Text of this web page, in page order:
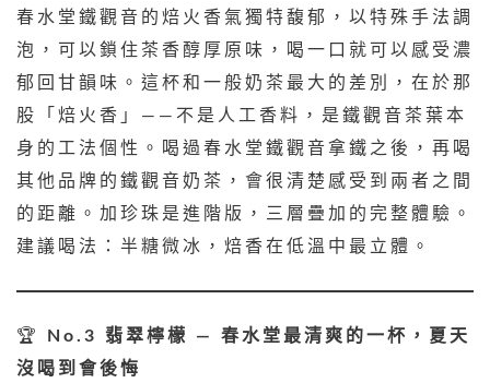
春水堂鐵觀音的焙火香氣獨特馥郁，以特殊手法調
泡，可以鎖住茶香醇厚原味，喝一口就可以感受濃
郁回甘韻味。這杯和一般奶茶最大的差別，在於那
股「焙火香」——不是人工香料，是鐵觀音茶葉本
身的工法個性。喝過春水堂鐵觀音拿鐵之後，再喝
其他品牌的鐵觀音奶茶，會很清楚感受到兩者之間
的距離。加珍珠是進階版，三層疊加的完整體驗。
建議喝法：半糖微冰，焙香在低溫中最立體。
🏆
No.3 翡翠檸檬 — 春水堂最清爽的一杯，夏天
沒喝到會後悔